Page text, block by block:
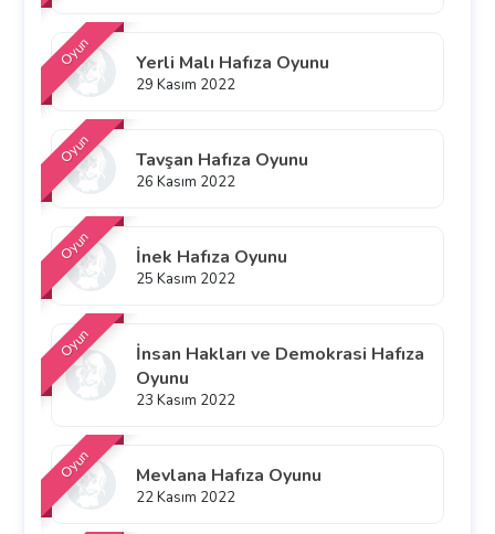
Oyun Yerli Malı Hafıza Oyunu
29 Kasım 2022
Oyun Tavşan Hafıza Oyunu
26 Kasım 2022
Oyun İnek Hafıza Oyunu
25 Kasım 2022
Oyun
İnsan Hakları ve Demokrasi Hafıza
Oyunu
23 Kasım 2022
Oyun Mevlana Hafıza Oyunu
22 Kasım 2022